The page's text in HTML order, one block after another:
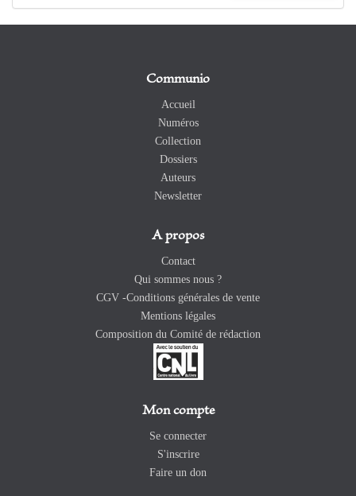
Communio
Accueil
Numéros
Collection
Dossiers
Auteurs
Newsletter
A propos
Contact
Qui sommes nous ?
CGV -Conditions générales de vente
Mentions légales
Composition du Comité de rédaction
Mon compte
Se connecter
S'inscrire
Faire un don